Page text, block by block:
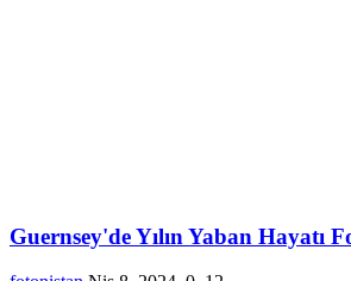
Guernsey'de Yılın Yaban Hayatı